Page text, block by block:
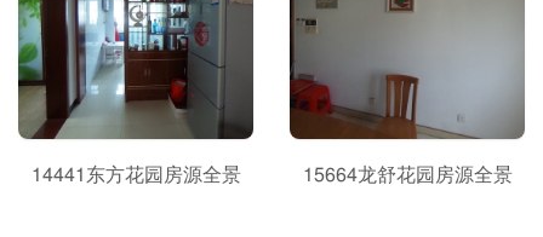
14441东方花园房源全景 15664龙舒花园房源全景